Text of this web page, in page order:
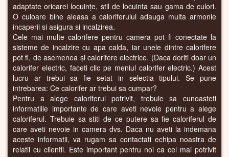
adaptate oricarei locuințe, stil de locuinta sau gama de culori.
O culoare bine aleasa a caloriferului adauga multa armonie
incaperii si asigura si incalzirea.
Cele mai multe calorifere pentru camera pot fi conectate la
sisteme de incalzire cu apa calda, iar unele dintre calorifere
pot fi, de asemenea și calorifere electrice. (Daca doriti doar un
calorifer electric, faceti clic pe meniul calorifer electric.) Acest
lucru ar trebui sa fie setat in selectia tipului. Se pune
intrebarea: Ce calorifer ar trebui sa cumpar?
Pentru a alege caloriferul potrivit, trebuie sa cunoasteti
informatiile importante de care aveti nevoie pentru a alege
caloriferul. Trebuie sa stiti de ce putere sa fie caloriferul de
care aveti nevoie in camera dvs. Daca nu aveti la indemana
aceste informatii, va rugam sa contactati echipa noastra de
relatii cu clientii. Este important pentru noi ca cel mai potrivit